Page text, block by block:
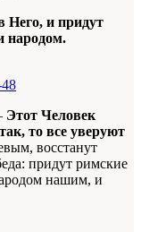
Него, и придут
народом.
Этот Человек
то все уверуют
восстанут
придут римские
нашим, и